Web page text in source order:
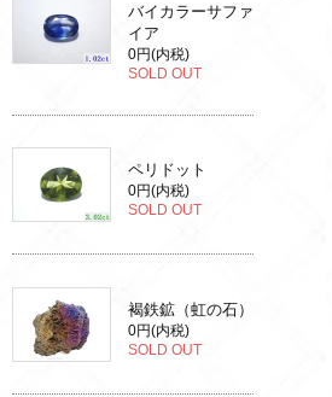
バイカラーサファ
イア
0円(内税)
SOLD OUT
ペリドット
0円(内税)
SOLD OUT
褐鉄鉱（虹の石）
0円(内税)
SOLD OUT